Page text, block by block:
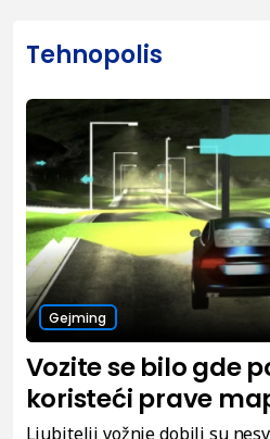
Tehnopolis
Gejming
Vozite se bilo gde
koristeći prave
Ljubitelji vožnje dobili su